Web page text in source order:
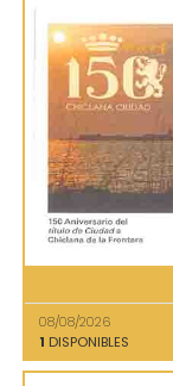
08/08/2026
1 DISPONIBLES